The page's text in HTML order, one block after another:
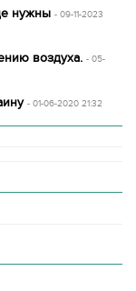
нужны - 09-11-2023
воздуха. - 05-
- 01-06-2020 21:32